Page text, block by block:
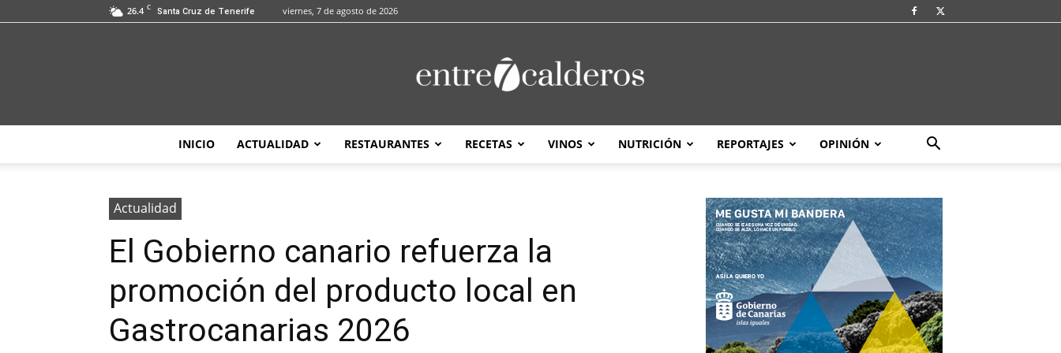
26.4 C Santa Cruz de Tenerife viernes, 7 de agosto de 2026
entre7calderos
INICIO ACTUALIDAD RESTAURANTES RECETAS VINOS NUTRICIÓN REPORTAJES OPINIÓN
Actualidad
El Gobierno canario refuerza la
promoción del producto local en
Gastrocanarias 2026